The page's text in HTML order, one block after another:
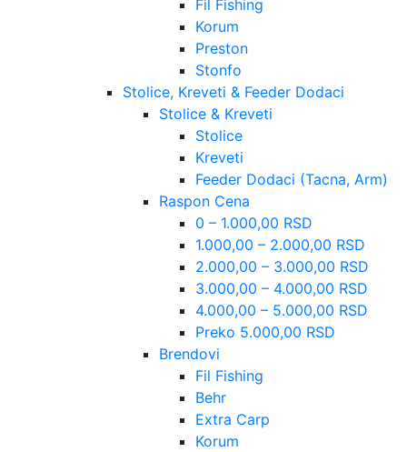
Fil Fishing
Korum
Preston
Stonfo
Stolice, Kreveti & Feeder Dodaci
Stolice & Kreveti
Stolice
Kreveti
Feeder Dodaci (Tacna, Arm)
Raspon Cena
0 – 1.000,00 RSD
1.000,00 – 2.000,00 RSD
2.000,00 – 3.000,00 RSD
3.000,00 – 4.000,00 RSD
4.000,00 – 5.000,00 RSD
Preko 5.000,00 RSD
Brendovi
Fil Fishing
Behr
Extra Carp
Korum